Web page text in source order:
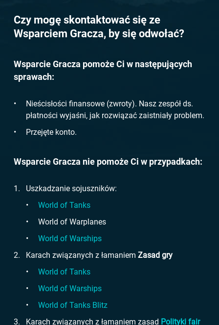
Czy mogę skontaktować się ze
Wsparciem Gracza, by się odwołać?
Wsparcie Gracza pomoże Ci w następujących
sprawach:
Nieścisłości finansowe (zwroty). Nasz zespół ds.
płatności wyjaśni, jak rozwiązać zaistniały problem.
Przejęte konto.
Wsparcie Gracza nie pomoże Ci w przypadkach:
Uszkadzanie sojuszników:
World of Tanks
World of Warplanes
World of Warships
Karach związanych z łamaniem Zasad gry
World of Tanks
World of Warships
World of Tanks Blitz
Karach związanych z łamaniem zasad Polityki fair